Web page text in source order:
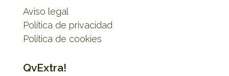
Aviso legal
Política de privacidad
Política de cookies
QvExtra!